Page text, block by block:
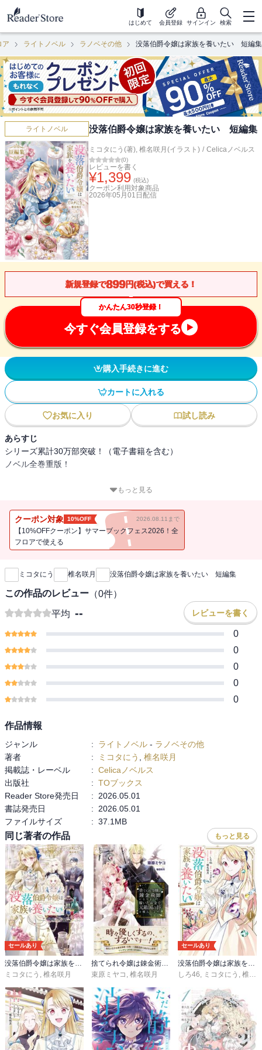
はじめて 会員登録 サインイン 検索
ア ライトノベル ラノベその他 没落伯爵令嬢は家族を養いたい 短編集
ライトノベル 没落伯爵令嬢は家族を養いたい 短編集
ミコタにう(著), 椎名咲月(イラスト) / Celicaノベルス
(0)
レビューを書く
¥1,399 (税込)
クーポン利用対象商品
2026年05月01日 配信
新規登録で899円(税込)で買える！
かんたん30秒登録！
今すぐ会員登録をする
購入手続きに進む
カートに入れる
お気に入り 試し読み
あらすじ
シリーズ累計30万部突破！（電子書籍を含む）
ノベル全巻重版！
待望の短編集がついに発売決定！
「あのアイデアが貴族社会の話題になるなんて、聞いてないんです
貴族の社交界でも使用人たちの噂話でも、いつだって話題に名前が
上がるのは・・・・・・ゲルトルード嬢！ コード刺繍に、はんば
ーがー、さんどいっち、九九表、破格の報奨金ーー自分の思いつき
がどんどん大ごとになって慌てっぱなしの彼女の活躍の舞台裏を覗
き見！
第一巻から第四巻までの特典SSに加えて、若き日の“あの二人”の出
会いの書き下ろし番外編と、ゲルトルードの誕生前夜を振り返る書
転生タフ令嬢の逆転ダイアリー、待望の短編集！
（収録話）
１巻電子書籍特典SS その日のツェルニック商会
２巻電子書籍特典SS 公爵邸での兄弟
３巻TOブックスオンラインストア特典SS 見習は精進する
３巻電子書籍特典SS 唯一の不満とその解決策
３巻TOブックスオンラインストア特典SS（コミックス1巻同時購
入） 興味が湧いた
３巻TOブックスオンラインストア特典SS（コミックス1巻同時購
入） 男装の麗人？
ポストカードセット特典SS ゲルトルードの衣裳事情
４巻TOブックスオンラインストア特典SS ロッタの希望
４巻電子書籍特典SS 決意する王太子
書き下ろし クルゼライヒ伯爵家
書き下ろし 近侍見習
ミコタにう
読者のみなさまのご協力で
実現した短編集です。
嬉しくて1冊の半分を
書き下ろしてしまいました。
なかなか厳しい内容の
書き下ろしになりましたが
ぜひ読んでくださいませ。
椎名咲月
もっと見る
クーポン対象 10%OFF 2026.08.11まで
【10%OFFクーポン】サマーブックフェス2026！全
フロアで使える
新刊通知
ミコタにう 椎名咲月 没落伯爵令嬢は家族を養いたい 短編集
この作品のレビュー （0件）
平均 -- レビューを書く
0
0
0
0
0
作品情報
ジャンル : ライトノベル - ラノベその他
著者
: ミコタにう
椎名咲月
掲載誌・レーベル
: Celicaノベルス
出版社
: TOブックス
Reader Store発売日
:
2026.05.01
書誌発売日
:
2026.05.01
ファイルサイズ
: 37.1MB
同じ著者の作品 もっと見る
セールあり
没落伯爵令嬢は家族を養いたい
ミコタにう , 椎名咲月
捨てられ令嬢は錬金術師になりました。稼いだお金で元敵国の将を購入します。
束原ミヤコ , 椎名咲月
セールあり
没落伯爵令嬢は家族を養いたい@COMIC
しろ46, ミコタにう , 椎名咲月